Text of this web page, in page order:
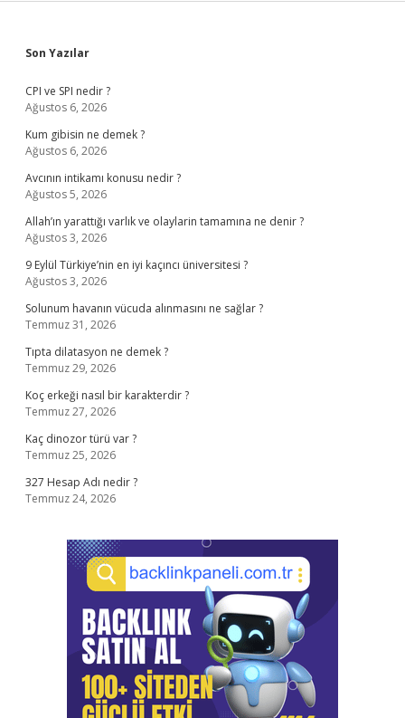
Sidebar
Son Yazılar
CPI ve SPI nedir ?
Ağustos 6, 2026
Kum gibisin ne demek ?
Ağustos 6, 2026
Avcının intikamı konusu nedir ?
Ağustos 5, 2026
Allah’ın yarattığı varlık ve olaylarin tamamına ne denir ?
Ağustos 3, 2026
9 Eylül Türkiye’nin en iyi kaçıncı üniversitesi ?
Ağustos 3, 2026
Solunum havanın vücuda alınmasını ne sağlar ?
Temmuz 31, 2026
Tıpta dilatasyon ne demek ?
Temmuz 29, 2026
Koç erkeği nasıl bir karakterdir ?
Temmuz 27, 2026
Kaç dinozor türü var ?
Temmuz 25, 2026
327 Hesap Adı nedir ?
Temmuz 24, 2026